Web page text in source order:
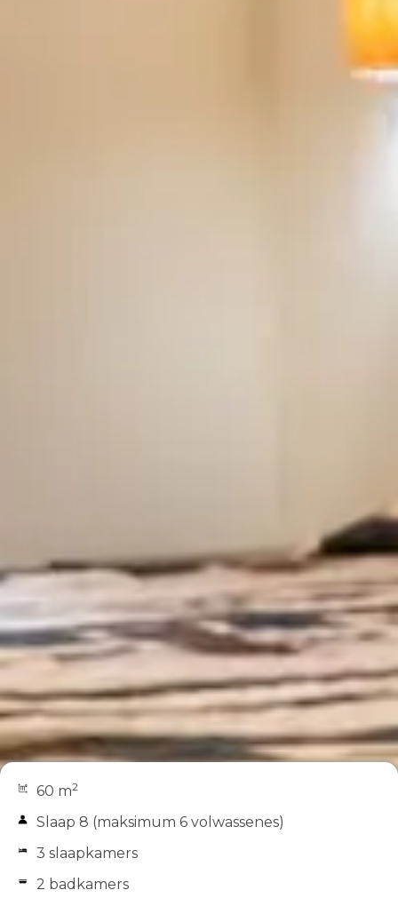
60 m2
Slaap 8 (maksimum 6 volwassenes)
3 slaapkamers
2 badkamers